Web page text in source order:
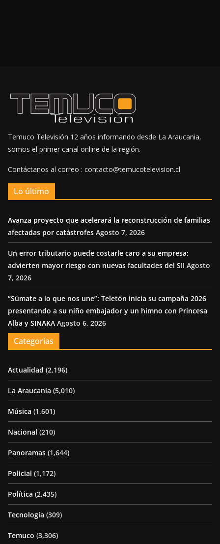
Temuco Televisión 12 años informando desde La Araucania,
somos el primer canal online de la región.
Contáctanos al correo : contacto@temucotelevision.cl
Lo último
Avanza proyecto que acelerará la reconstrucción de familias
afectadas por catástrofes Agosto 7, 2026
Un error tributario puede costarle caro a su empresa:
advierten mayor riesgo con nuevas facultades del SII Agosto
7, 2026
“Súmate a lo que nos une”: Teletón inicia su campaña 2026
presentando a su niño embajador y un himno con Princesa
Alba y SINAKA Agosto 6, 2026
Categorías
Actualidad (2,196)
La Araucania (5,010)
Música (1,601)
Nacional (210)
Panoramas (1,644)
Policial (1,172)
Política (2,435)
Tecnología (309)
Temuco (3,306)